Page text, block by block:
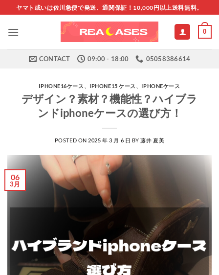
to
content
ヤマト或いは佐川急便で発送、通関保証！10,000円以上送料無料。
0
CONTACT 09:00 - 18:00 05058386614
IPHONE16ケース 、 IPHONE15 ケース 、 IPHONEケース
デザイン？素材？機能性？ハイブラ
ンドiphoneケースの選び方！
POSTED ON 2025 年 3 月 6 日 BY藤井 夏美
06
3月